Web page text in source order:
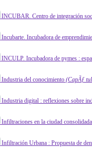
INCUBAR. Centro de integración
Incubarte. Incubadora de
INCULP. Incubadora de pymes :
Industria del conocimiento (CapÃƒ
Industria digital : reflexiones sobre
Infiltraciones en la ciudad
Infiltración Urbana : Propuesta de